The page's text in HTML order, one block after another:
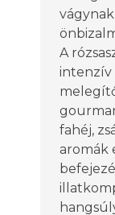
A
intenzív
fahéj,
aromák